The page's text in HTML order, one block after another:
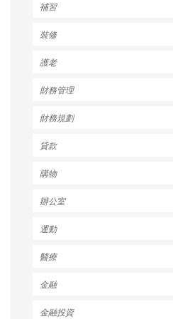
補習
裝修
護老
財務管理
財務規劃
貸款
購物
辦公室
運動
醫療
金融
金融投資